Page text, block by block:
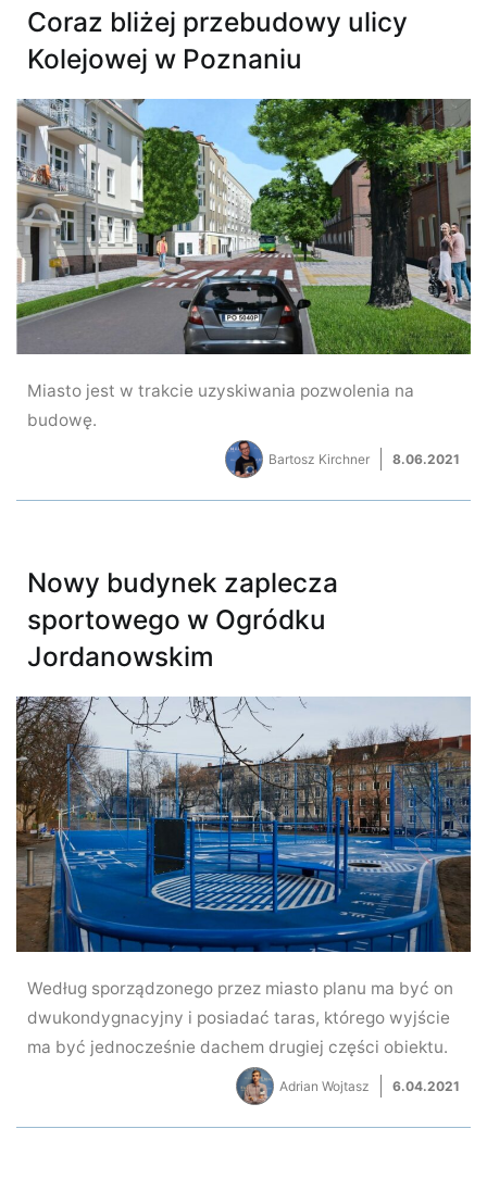
Coraz bliżej przebudowy ulicy
Kolejowej w Poznaniu
Miasto jest w trakcie uzyskiwania pozwolenia na
budowę.
Bartosz Kirchner 8.06.2021
Nowy budynek zaplecza
sportowego w Ogródku
Jordanowskim
Według sporządzonego przez miasto planu ma być on
dwukondygnacyjny i posiadać taras, którego wyjście
ma być jednocześnie dachem drugiej części obiektu.
Adrian Wojtasz 6.04.2021